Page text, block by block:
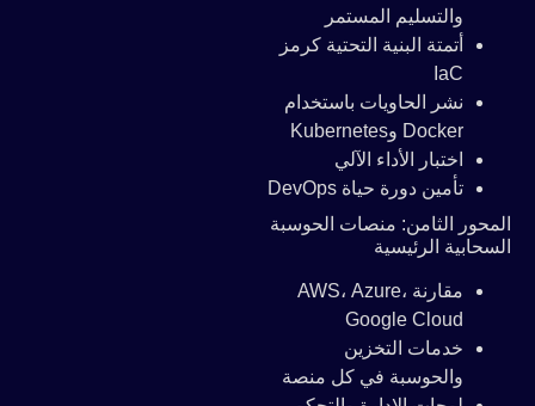
والتسليم المستمر
أتمتة البنية التحتية كرمز
IaC
نشر الحاويات باستخدام
Docker وKubernetes
اختبار الأداء الآلي
تأمين دورة حياة DevOps
المحور الثامن: منصات الحوسبة
السحابية الرئيسية
مقارنة AWS، Azure،
Google Cloud
خدمات التخزين
والحوسبة في كل منصة